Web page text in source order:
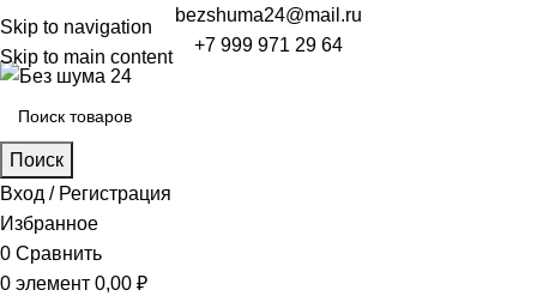
Skip to navigation
Skip to main content
bezshuma24@mail.ru
+7 999 971 29 64
Поиск
Вход / Регистрация
Избранное
0 Сравнить
0 элемент 0,00 ₽